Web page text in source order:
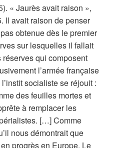
« Jaurès avait raison »,
Il avait raison de penser
obtenue dès le premier
sur lesquelles il fallait
réserves qui composent
l’armée française
socialiste se réjouit :
des feuilles mortes et
à remplacer les
[…] Comme
nous démontrait que
progrès en Europe. Le